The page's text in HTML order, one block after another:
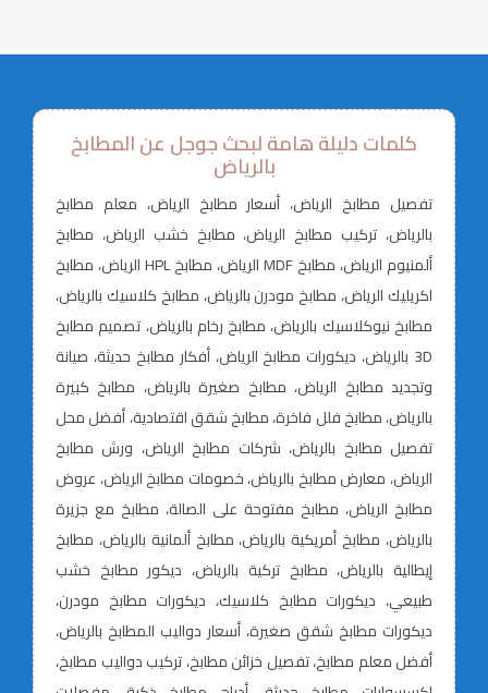
كلمات دليلة هامة لبحث جوجل عن المطابخ
بالرياض
تفصيل مطابخ الرياض، أسعار مطابخ الرياض، معلم مطابخ
بالرياض، تركيب مطابخ الرياض، مطابخ خشب الرياض، مطابخ
ألمنيوم الرياض، مطابخ MDF الرياض، مطابخ HPL الرياض، مطابخ
اكريليك الرياض، مطابخ مودرن بالرياض، مطابخ كلاسيك بالرياض،
مطابخ نيوكلاسيك بالرياض، مطابخ رخام بالرياض، تصميم مطابخ
3D بالرياض، ديكورات مطابخ الرياض، أفكار مطابخ حديثة، صيانة
وتجديد مطابخ الرياض، مطابخ صغيرة بالرياض، مطابخ كبيرة
بالرياض، مطابخ فلل فاخرة، مطابخ شقق اقتصادية، أفضل محل
تفصيل مطابخ بالرياض، شركات مطابخ الرياض، ورش مطابخ
الرياض، معارض مطابخ بالرياض، خصومات مطابخ الرياض، عروض
مطابخ الرياض، مطابخ مفتوحة على الصالة، مطابخ مع جزيرة
بالرياض، مطابخ أمريكية بالرياض، مطابخ ألمانية بالرياض، مطابخ
إيطالية بالرياض، مطابخ تركية بالرياض، ديكور مطابخ خشب
طبيعي، ديكورات مطابخ كلاسيك، ديكورات مطابخ مودرن،
ديكورات مطابخ شقق صغيرة، أسعار دواليب المطابخ بالرياض،
أفضل معلم مطابخ، تفصيل خزائن مطابخ، تركيب دواليب مطابخ،